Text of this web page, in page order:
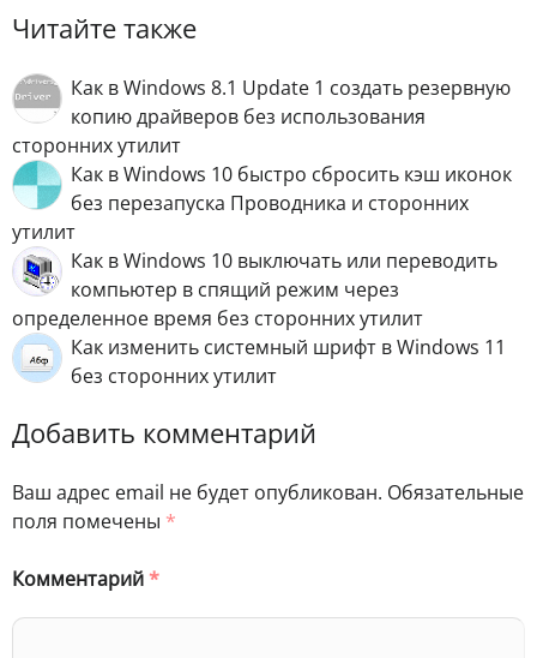
Читайте также
Как в Windows 8.1 Updаte 1 создать резервную
копию драйверов без использования
сторонних утилит
Как в Windows 10 быстро сбросить кэш иконок
без перезапуска Проводника и сторонних
утилит
Как в Windows 10 выключать или переводить
компьютер в спящий режим через
определенное время без сторонних утилит
Как изменить системный шрифт в Windows 11
без сторонних утилит
Добавить комментарий
Ваш адрес email не будет опубликован. Обязательные
поля помечены *
Комментарий*